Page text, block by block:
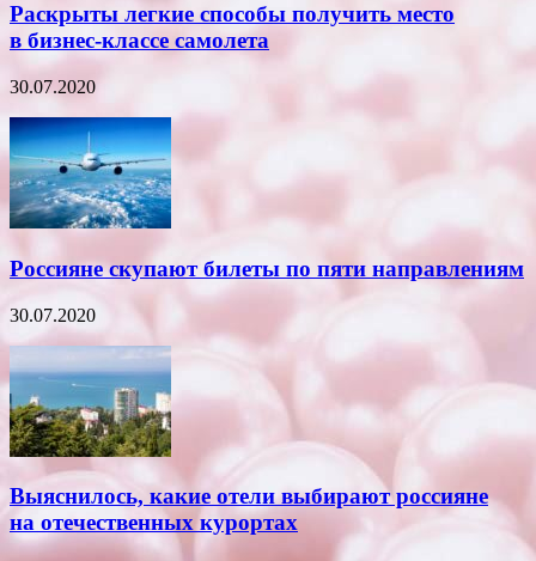
Раскрыты легкие способы получить место
в бизнес-классе самолета
30.07.2020
Россияне скупают билеты по пяти направлениям
30.07.2020
Выяснилось, какие отели выбирают россияне
на отечественных курортах